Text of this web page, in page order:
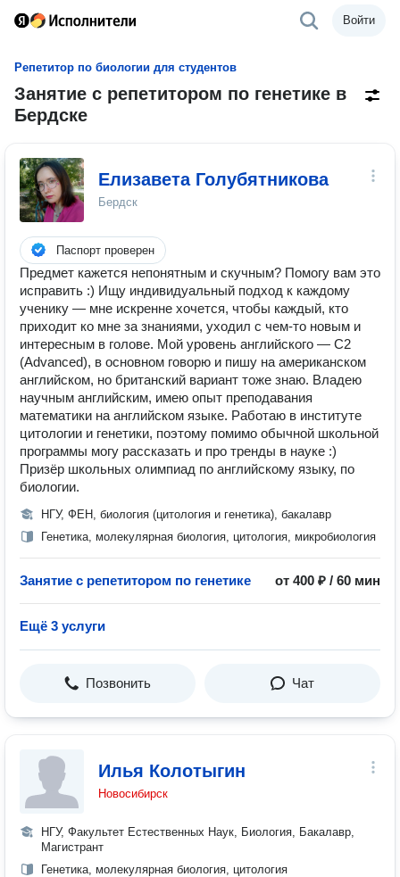
Войти
Репетитор по биологии для студентов
Занятие с репетитором по генетике в
Бердске
Елизавета Голубятникова
Бердск
Паспорт проверен
Предмет кажется непонятным и скучным? Помогу вам это
исправить :) Ищу индивидуальный подход к каждому
ученику — мне искренне хочется, чтобы каждый, кто
приходит ко мне за знаниями, уходил с чем-то новым и
интересным в голове. Мой уровень английского — С2
(Advanced), в основном говорю и пишу на американском
английском, но британский вариант тоже знаю. Владею
научным английским, имею опыт преподавания
математики на английском языке. Работаю в институте
цитологии и генетики, поэтому помимо обычной школьной
программы могу рассказать и про тренды в науке :)
Призёр школьных олимпиад по английскому языку, по
биологии.
НГУ, ФЕН, биология (цитология и генетика), бакалавр
Генетика, молекулярная биология, цитология, микробиология
Занятие с репетитором по генетике от 400 ₽ / 60 мин
Ещё 3 услуги
Позвонить Чат
Илья Колотыгин
Новосибирск
НГУ, Факультет Естественных Наук, Биология, Бакалавр,
Магистрант
Генетика, молекулярная биология, цитология